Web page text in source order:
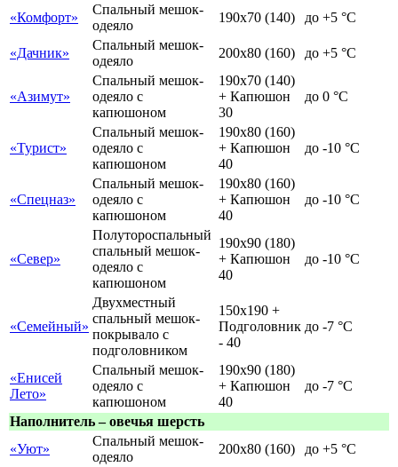
«Комфорт»
Спальный мешок-
одеяло
190х70 (140) до +5 °C
«Дачник»
Спальный мешок-
одеяло
200х80 (160) до +5 °C
«Азимут»
Спальный мешок-
одеяло с
капюшоном
190х70 (140)
+ Капюшон
30
до 0 °C
«Турист»
Спальный мешок-
одеяло с
капюшоном
190х80 (160)
+ Капюшон
40
до -10 °C
«Спецназ»
Спальный мешок-
одеяло с
капюшоном
190х80 (160)
+ Капюшон
40
до -10 °C
«Север»
Полутороспальный
спальный мешок-
одеяло с
капюшоном
190х90 (180)
+ Капюшон
40
до -10 °C
«Семейный»
Двухместный
спальный мешок-
покрывало с
подголовником
150х190 +
Подголовник
- 40
до -7 °C
«Енисей
Лето»
Спальный мешок-
одеяло с
капюшоном
190х90 (180)
+ Капюшон
40
до -7 °C
Наполнитель – овечья шерсть
«Уют»
Спальный мешок-
одеяло
200х80 (160) до +5 °C